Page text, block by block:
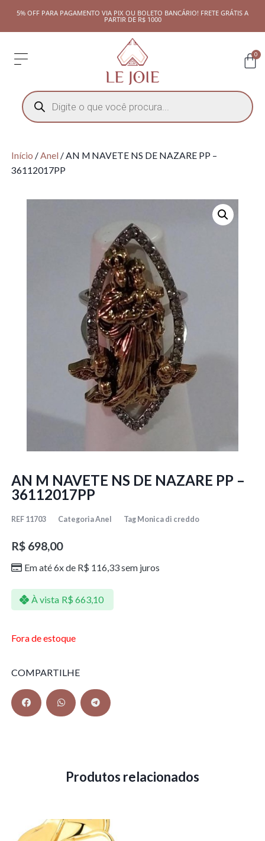
5% OFF PARA PAGAMENTO VIA PIX OU BOLETO BANCÁRIO! FRETE GRÁTIS A
PARTIR DE R$ 1000
0
Início /Anel / AN M NAVETE NS DE NAZARE PP –
36112017PP
AN M NAVETE NS DE NAZARE PP –
36112017PP
REF 11703 CategoriaAnel Tag Monica di creddo
R$698,00
Em até 6x de R$ 116,33sem juros
À vista R$ 663,10
Fora de estoque
COMPARTILHE
Produtos relacionados